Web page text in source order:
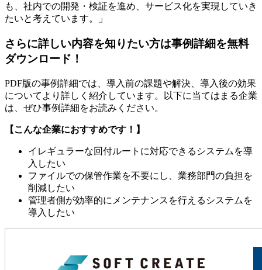
も、社内での開発・検証を進め、サービス化を実現していき
たいと考えています。」
さらに詳しい内容を知りたい方は事例詳細を無料
ダウンロード！
PDF版の事例詳細では、導入前の課題や解決、導入後の効果
についてより詳しく紹介しています。以下に当てはまる企業
は、ぜひ事例詳細をお読みください。
【こんな企業におすすめです！】
イレギュラーな回付ルートに対応できるシステムを導
入したい
ファイルでの保管作業を不要にし、業務部門の負担を
削減したい
管理者側が効率的にメンテナンスを行えるシステムを
導入したい